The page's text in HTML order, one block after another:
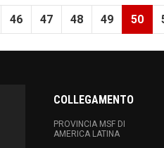
46 47 48 49 50
COLLEGAMENTO
PROVINCIA MSF DI
AMERICA LATINA